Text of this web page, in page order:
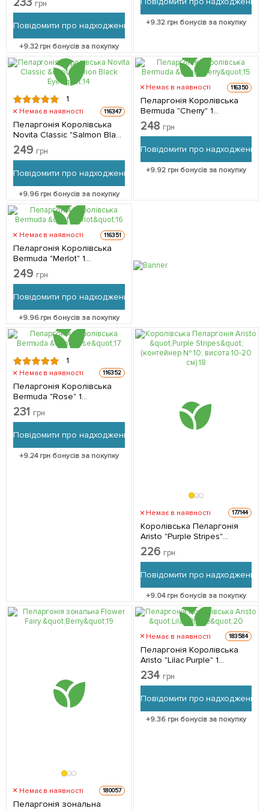
10-20 см) 1 саджанець в
233 грн
Повідомити про надходження
+9.32грн бонусів за покупку
+9.32 грн бонусів за покупку
1
Немає в наявності 116347
Пеларгонія Королівська
Novita Classic "Salmon Black
Eye" 1 саджанець в
упаковці
249 грн
Повідомити про надходження
+9.96грн бонусів за покупку
Немає в наявності 116350
Пеларгонія Королівська
Bermuda "Cherry" 1
саджанець в упаковці
248 грн
Повідомити про надходження
+9.92грн бонусів за покупку
Немає в наявності 116351
Пеларгонія Королівська
Bermuda "Merlot" 1
саджанець в упаковці
249 грн
Повідомити про надходження
+9.96грн бонусів за покупку
1
Немає в наявності 116352
Пеларгонія Королівська
Bermuda "Rose" 1
саджанець в упаковці
231 грн
Повідомити про надходження
+9.24грн бонусів за покупку
Немає в наявності 177144
Королівська Пеларгонія
Aristo "Purple Stripes"
(контейнер № 10, висота
10-20 см) 1 саджанець в
226 грн
Повідомити про надходження
+9.04грн бонусів за покупку
Немає в наявності 180057
Пеларгонія зональна
Немає в наявності 183584
Пеларгонія Королівська
Aristo "Lilac Purple" 1
саджанець в упаковці
234 грн
Повідомити про надходження
+9.36грн бонусів за покупку